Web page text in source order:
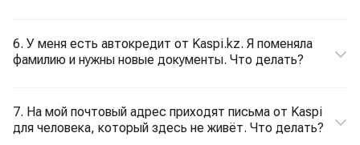
6. У меня есть автокредит от Kaspi.kz. Я поменяла
фамилию и нужны новые документы. Что делать?
7. На мой почтовый адрес приходят письма от Kaspi
для человека, который здесь не живёт. Что делать?